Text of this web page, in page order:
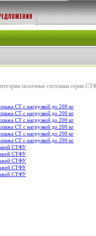
полочные стеллажи серии
СТ с нагрузкой до 200 кг
СТ с нагрузкой до 200 кг
СТ с нагрузкой до 200 кг
СТ с нагрузкой до 200 кг
СТ с нагрузкой до 200 кг
СТ с нагрузкой до 200 кг
СТФУ
СТФУ
СТФУ
СТФУ
СТФУ